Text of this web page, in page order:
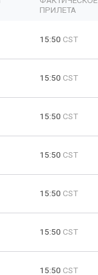
ПРИЛЕТА
15:50 CST
15:50 CST
15:50 CST
15:50 CST
15:50 CST
15:50 CST
15:50 CST